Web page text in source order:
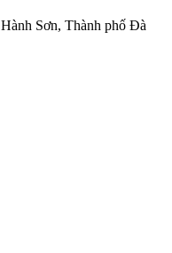
Sơn, Thành phố Đà